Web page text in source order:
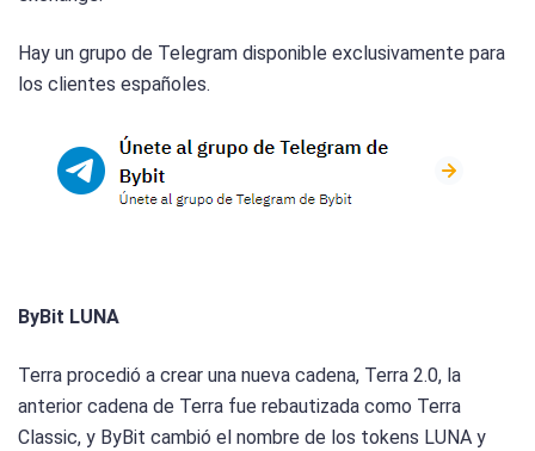
Hay un grupo de Telegram disponible exclusivamente para
los clientes españoles.
ByBit LUNA
Terra procedió a crear una nueva cadena, Terra 2.0, la
anterior cadena de Terra fue rebautizada como Terra
Classic, y ByBit cambió el nombre de los tokens LUNA y